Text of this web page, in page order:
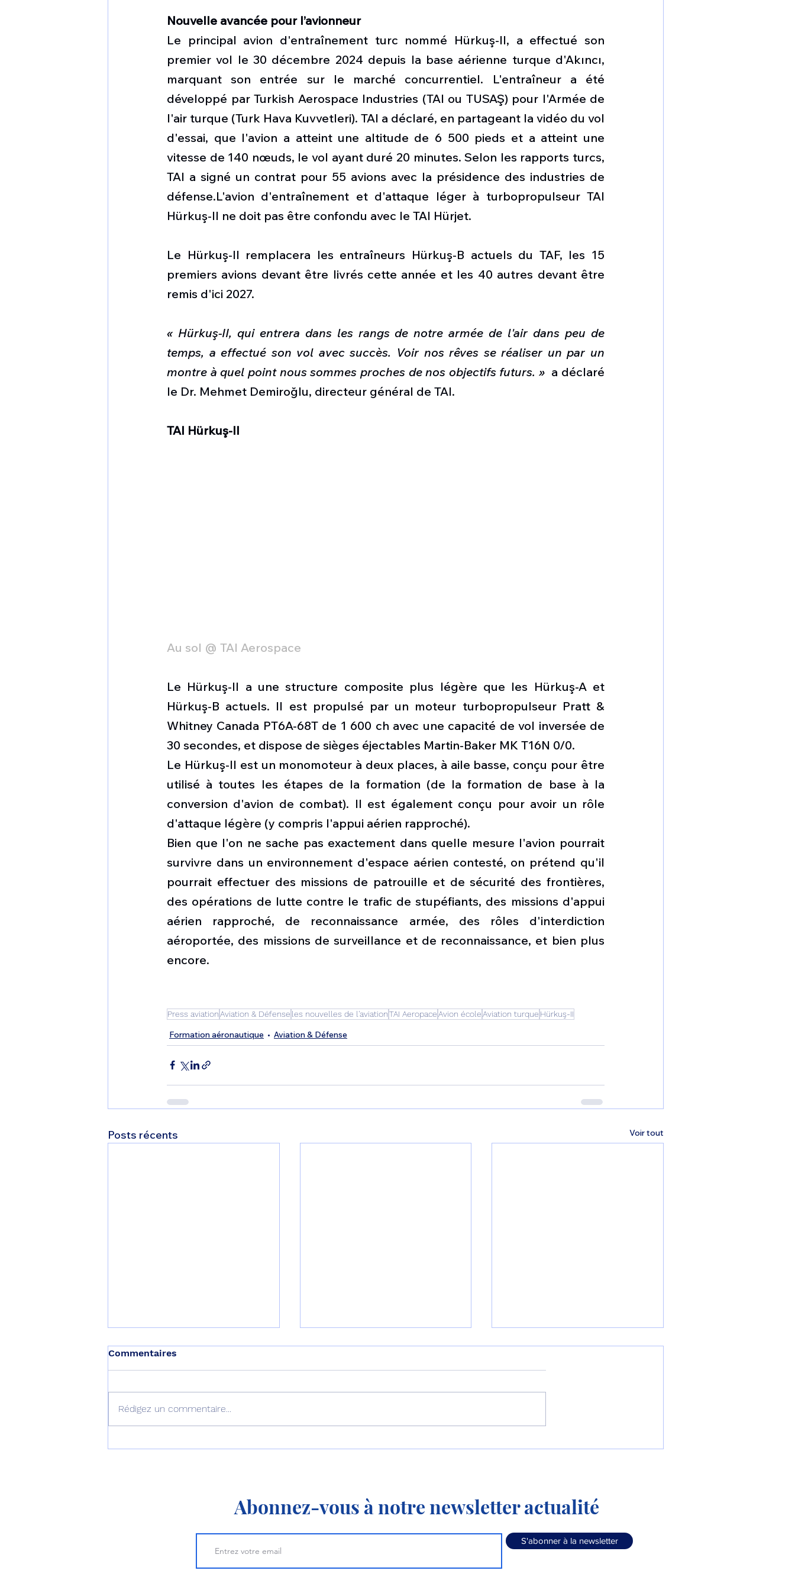
Nouvelle avancée pour l’avionneur
Le principal avion d'entraînement turc nommé Hürkuş-II, a effectué son
premier vol le 30 décembre 2024 depuis la base aérienne turque d'Akıncı,
marquant son entrée sur le marché concurrentiel. L'entraîneur a été
développé par Turkish Aerospace Industries (TAI ou TUSAŞ) pour l'Armée de
l'air turque (Turk Hava Kuvvetleri). TAI a déclaré, en partageant la vidéo du vol
d'essai, que l'avion a atteint une altitude de 6 500 pieds et a atteint une
vitesse de 140 nœuds, le vol ayant duré 20 minutes. Selon les rapports turcs,
TAI a signé un contrat pour 55 avions avec la présidence des industries de
défense.L'avion d'entraînement et d'attaque léger à turbopropulseur TAI
Hürkuş-II ne doit pas être confondu avec le TAI Hürjet.
Le Hürkuş-II remplacera les entraîneurs Hürkuş-B actuels du TAF, les 15
premiers avions devant être livrés cette année et les 40 autres devant être
remis d'ici 2027.
« Hürkuş-II, qui entrera dans les rangs de notre armée de l'air dans peu de
temps, a effectué son vol avec succès. Voir nos rêves se réaliser un par un
montre à quel point nous sommes proches de nos objectifs futurs. » a déclaré
le Dr. Mehmet Demiroğlu, directeur général de TAI.
TAI Hürkuş-II
Au sol @ TAI Aerospace
Le Hürkuş-II a une structure composite plus légère que les Hürkuş-A et
Hürkuş-B actuels. Il est propulsé par un moteur turbopropulseur Pratt &
Whitney Canada PT6A-68T de 1 600 ch avec une capacité de vol inversée de
30 secondes, et dispose de sièges éjectables Martin-Baker MK T16N 0/0.
Le Hürkuş-II est un monomoteur à deux places, à aile basse, conçu pour être
utilisé à toutes les étapes de la formation (de la formation de base à la
conversion d'avion de combat). Il est également conçu pour avoir un rôle
d'attaque légère (y compris l'appui aérien rapproché).
Bien que l'on ne sache pas exactement dans quelle mesure l'avion pourrait
survivre dans un environnement d'espace aérien contesté, on prétend qu'il
pourrait effectuer des missions de patrouille et de sécurité des frontières,
des opérations de lutte contre le trafic de stupéfiants, des missions d'appui
aérien rapproché, de reconnaissance armée, des rôles d'interdiction
aéroportée, des missions de surveillance et de reconnaissance, et bien plus
encore.
Press aviationAviation & Défense les nouvelles de l'aviationTAI AeropaceAvion écoleAviation turque Hürkuş-II
Formation aéronautique Aviation & Défense
Posts récents Voir tout
Commentaires
Rédigez un commentaire...
Abonnez-vous à notre newsletter actualité
S'abonner à la newsletter